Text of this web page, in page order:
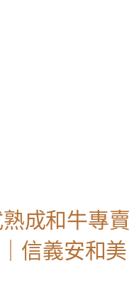
成和牛專賣
信義安和美